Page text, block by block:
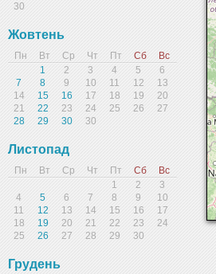
30
Жовтень
Пн Вт Ср Чт Пт Сб
Вс
1
2 3 4 5
6
7
8 9 10 11 12
13
14
15 16 17 18 19
20
21
22 23 24 25 26
27
28
29 30 30
Листопад
Пн Вт Ср Чт Пт Сб
Вс
1
2
3
4
5 6 7 8 9
10
11
12 13 14 15 16
17
18
19 20 21 22 23
24
25
26 27 28 29 30
Грудень